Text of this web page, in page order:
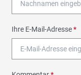
Ihre E-Mail-Adresse*